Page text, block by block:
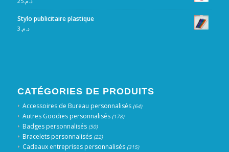
Stylo publicitaire plastique
د.م.3
CATÉGORIES DE PRODUITS
Accessoires de Bureau personnalisés (64)
Autres Goodies personnalisés (178)
Badges personnalisés (50)
Bracelets personnalisés (22)
Cadeaux entreprises personnalisés (315)